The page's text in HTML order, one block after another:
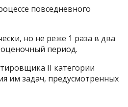
повседневного
но не реже 1 раза в два
период.
II категории
им задач, предусмотренных